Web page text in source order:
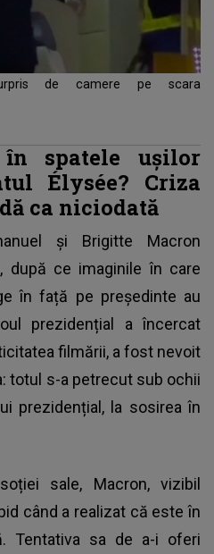
de camere pe scara
spatele ușilor
Élysée? Criza
ca niciodată
și Brigitte Macron
după ce imaginile în care
în față pe președinte au
prezidențial a încercat
filmării, a fost nevoit
totul s-a petrecut sub ochii
prezidențial, la sosirea în
sale, Macron, vizibil
când a realizat că este în
Tentativa sa de a-i oferi